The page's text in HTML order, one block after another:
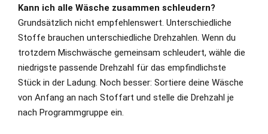
Kann ich alle Wäsche zusammen schleudern?
Grundsätzlich nicht empfehlenswert. Unterschiedliche
Stoffe brauchen unterschiedliche Drehzahlen. Wenn du
trotzdem Mischwäsche gemeinsam schleudert, wähle die
niedrigste passende Drehzahl für das empfindlichste
Stück in der Ladung. Noch besser: Sortiere deine Wäsche
von Anfang an nach Stoffart und stelle die Drehzahl je
nach Programmgruppe ein.